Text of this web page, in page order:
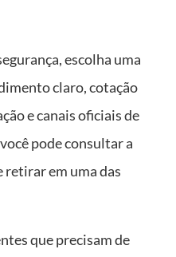
escolha uma
claro, cotação
e canais oficiais de
pode consultar a
retirar em uma das
que precisam de